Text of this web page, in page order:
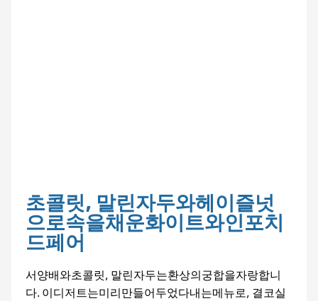
초콜릿, 말린자두와헤이즐넛
으로속을채운화이트와인포치
드페어
서양배와초콜릿, 말린자두는환상의궁합을자랑합니
다. 이디저트는미리만들어두었다내는메뉴로, 결코실